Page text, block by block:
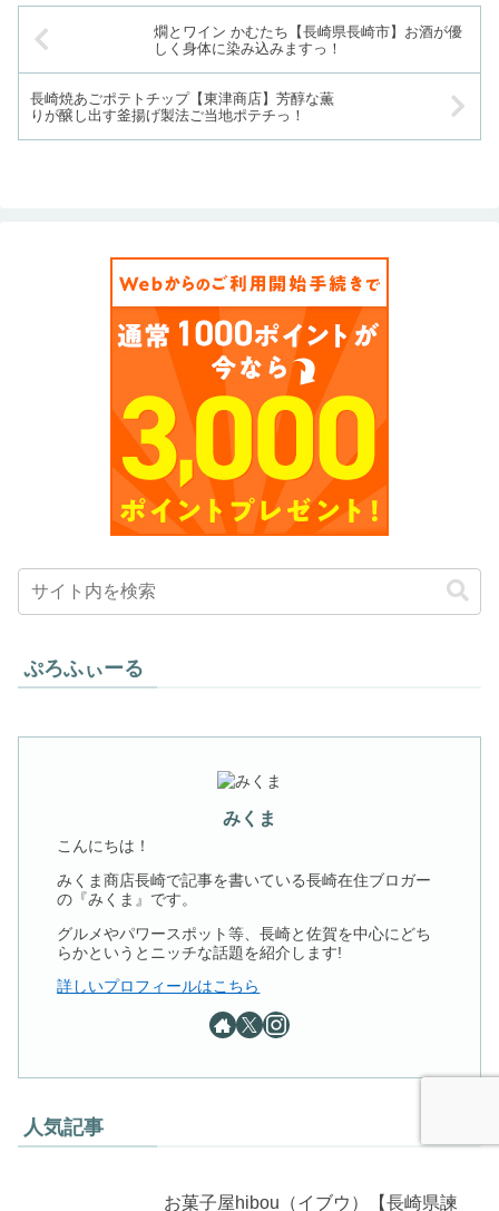
燗とワイン かむたち【長崎県長崎市】お酒が優
しく身体に染み込みますっ！
長崎焼あごポテトチップ【東津商店】芳醇な薫
りが醸し出す釜揚げ製法ご当地ポテチっ！
ぷろふぃーる
みくま
こんにちは！
みくま商店長崎で記事を書いている長崎在住ブロガー
の『みくま』です。
グルメやパワースポット等、長崎と佐賀を中心にどち
らかというとニッチな話題を紹介します!
詳しいプロフィールはこちら
人気記事
お菓子屋hibou（イブウ）【長崎県諫